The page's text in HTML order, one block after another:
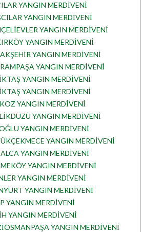
YANGIN MERDİVENİ
YANGIN MERDİVENİ
YANGIN MERDİVENİ
YANGIN MERDİVENİ
YANGIN MERDİVENİ
YANGIN MERDİVENİ
YANGIN MERDİVENİ
YANGIN MERDİVENİ
YANGIN MERDİVENİ
YANGIN MERDİVENİ
YANGIN MERDİVENİ
YANGIN MERDİVENİ
YANGIN MERDİVENİ
YANGIN MERDİVENİ
YANGIN MERDİVENİ
YANGIN MERDİVENİ
YANGIN MERDİVENİ
YANGIN MERDİVENİ
YANGIN MERDİVENİ